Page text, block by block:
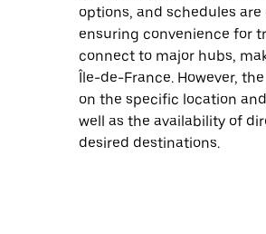
options, and schedules
ensuring convenience for
connect to major hubs,
Île-de-France. However,
on the specific location
well as the availability of
desired destinations.